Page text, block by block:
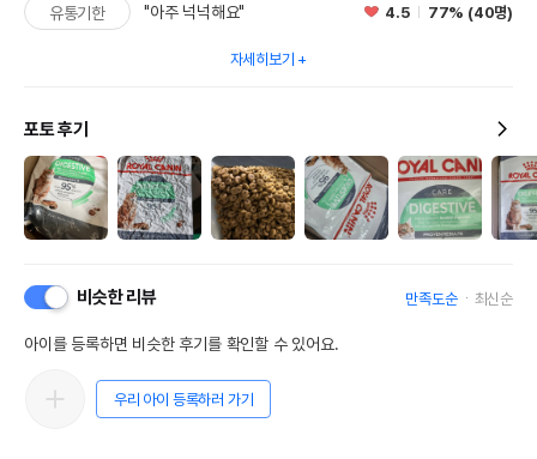
유통기한 "아주 넉넉해요" 4.5 77% (40명)
자세히보기
포토 후기
비슷한 리뷰 만족도순 최신순
아이를 등록하면 비슷한 후기를 확인할 수 있어요.
우리 아이 등록하러 가기